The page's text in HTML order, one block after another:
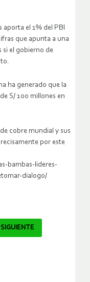
el 1% del PBI
que apunta a una
si el gobierno de
ha generado que la
S/ 100 millones en
cobre mundial y sus
por este
bambas-lideres-
dialogo/